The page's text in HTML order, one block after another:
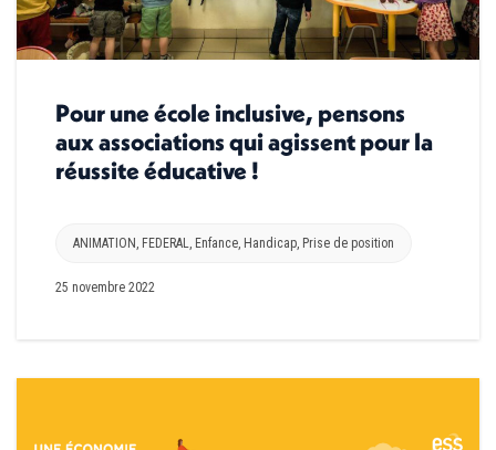
Pour une école inclusive, pensons
aux associations qui agissent pour la
réussite éducative !
ANIMATION , FEDERAL, Enfance, Handicap, Prise de position
25 novembre 2022